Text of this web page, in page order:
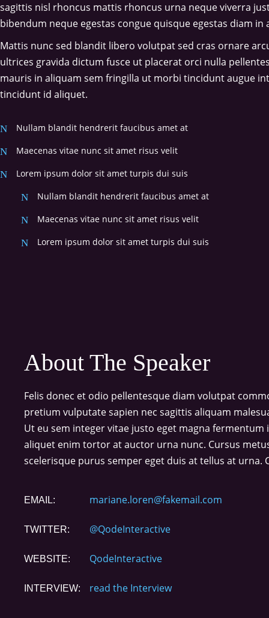
sagittis nisl rhoncus mattis rhoncus urna neque viverra
bibendum neque egestas congue quisque egestas diam
Mattis nunc sed blandit libero volutpat sed cras ornare
ultrices gravida dictum fusce ut placerat orci nulla
mauris in aliquam sem fringilla ut morbi tincidunt augue
tincidunt id aliquet.
Nullam blandit hendrerit faucibus amet at
Maecenas vitae nunc sit amet risus velit
Lorem ipsum dolor sit amet turpis dui suis
Nullam blandit hendrerit faucibus amet at
Maecenas vitae nunc sit amet risus velit
Lorem ipsum dolor sit amet turpis dui suis
About The Speaker
Felis donec et odio pellentesque diam volutpat
pretium vulputate sapien nec sagittis aliquam
Ut eu sem integer vitae justo eget magna
aliquet enim tortor at auctor urna nunc. Cursus
scelerisque purus semper eget duis at tellus at
EMAIL: mariane.loren@fakemail.com
TWITTER: @QodeInteractive
WEBSITE: QodeInteractive
INTERVIEW: read the Interview